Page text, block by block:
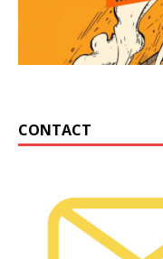
CONTACT